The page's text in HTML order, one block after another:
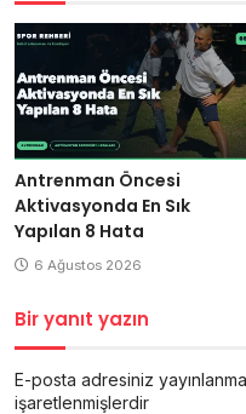
Antrenman Öncesi
Aktivasyonda En Sık
Yapılan 8 Hata
6 Ağustos 2026
Bir yanıt yazın
E-posta adresiniz
işaretlenmişlerdir